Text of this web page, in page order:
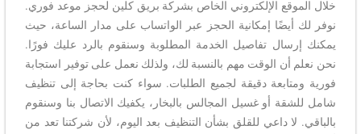
خلال الموقع الإلكتروني الخاص بشركة بريق كلين لحجز موعد فوري.
نوفر لك أيضًا إمكانية الحجز عبر الواتساب على مدار الساعة، حيث
يمكنك إرسال تفاصيل الخدمة المطلوبة وسنقوم بالرد عليك فورًا.
نحن نعلم أن الوقت مهم بالنسبة لك، ولذلك نعمل على توفير استجابة
فورية ومتابعة دقيقة لجميع الطلبات. سواء كنت بحاجة إلى تنظيف
شامل للشقة أو غسيل المجالس بالبخار، يكفيك الاتصال بنا وسنقوم
بالباقي. لا داعي للقلق بشأن التنظيف بعد اليوم، لأن شركتنا تعد من